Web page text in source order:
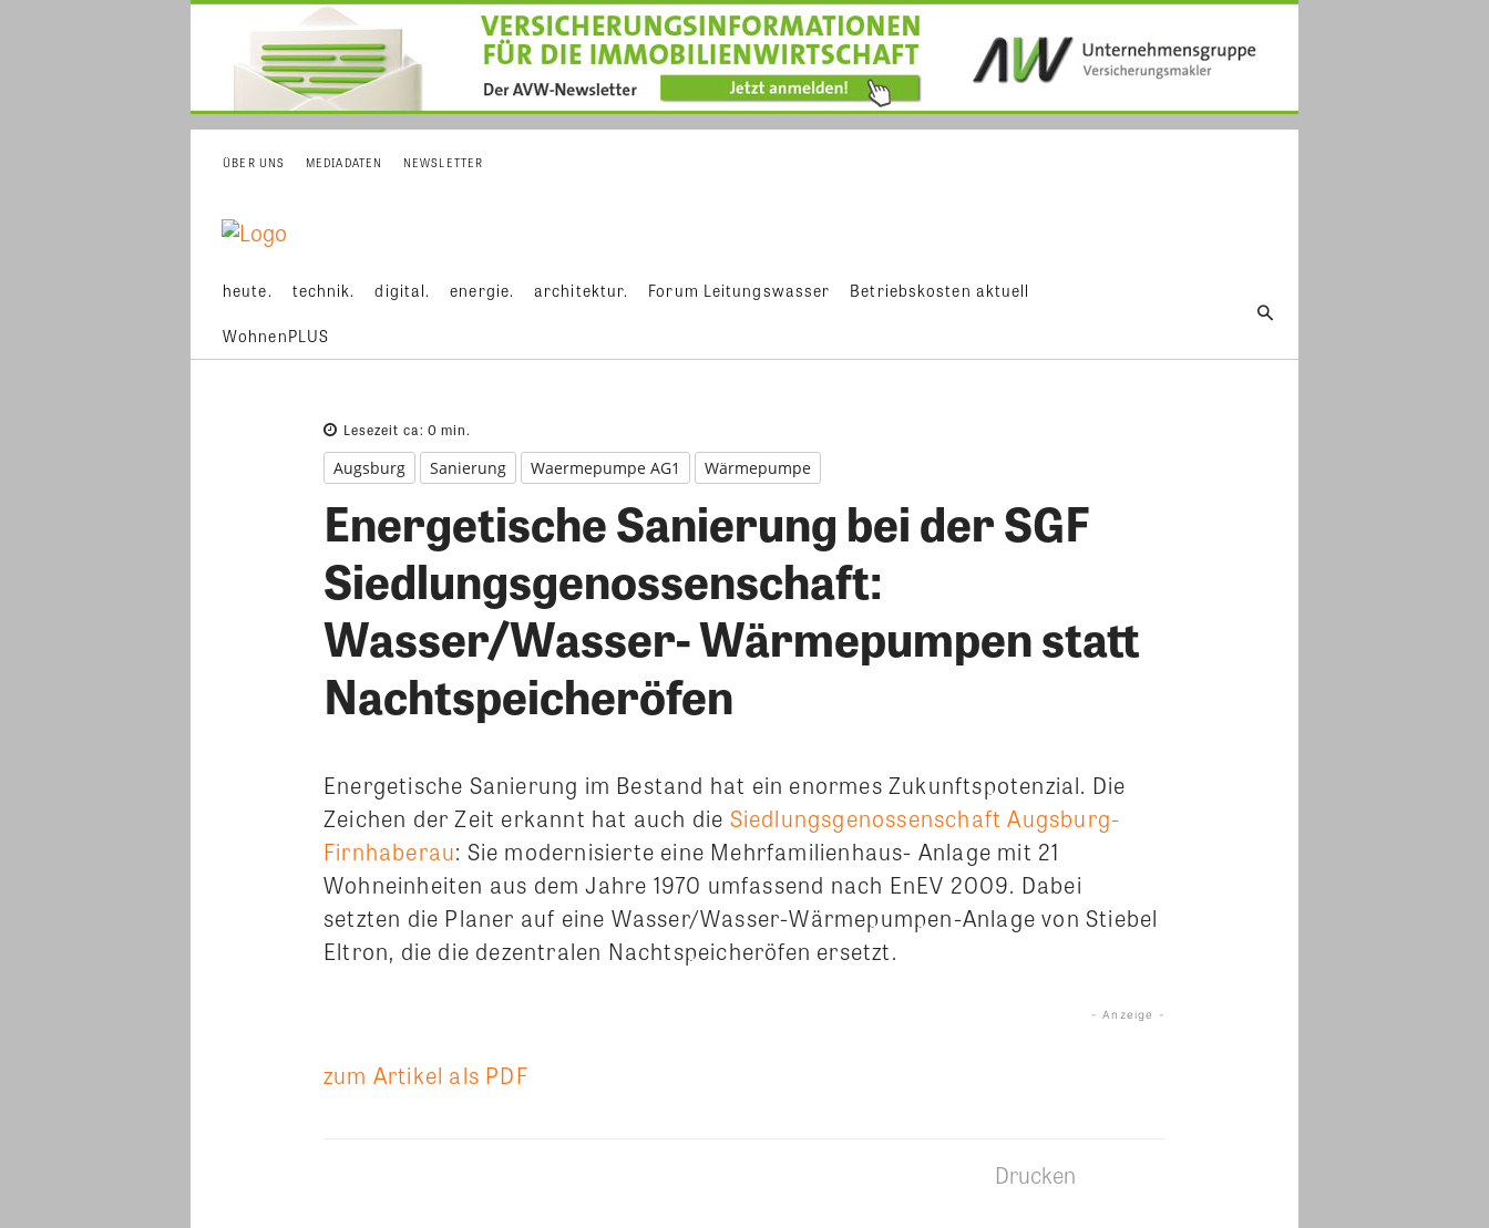
ÜBER UNS MEDIADATEN NEWSLETTER
heute. technik. digital. energie. architektur. Forum Leitungswasser Betriebskosten aktuell
WohnenPLUS
Lesezeit ca: 0 min.
Augsburg Sanierung Waermepumpe AG1 Wärmepumpe
Energetische Sanierung bei der SGF
Siedlungsgenossenschaft:
Wasser/Wasser- Wärmepumpen statt
Nachtspeicheröfen
Energetische Sanierung im Bestand hat ein enormes Zukunftspotenzial. Die
Zeichen der Zeit erkannt hat auch die Siedlungsgenossenschaft Augsburg-
Firnhaberau: Sie modernisierte eine Mehrfamilienhaus- Anlage mit 21
Wohneinheiten aus dem Jahre 1970 umfassend nach EnEV 2009. Dabei
setzten die Planer auf eine Wasser/Wasser-Wärmepumpen-Anlage von Stiebel
Eltron, die die dezentralen Nachtspeicheröfen ersetzt.
- Anzeige -
zum Artikel als PDF
Drucken